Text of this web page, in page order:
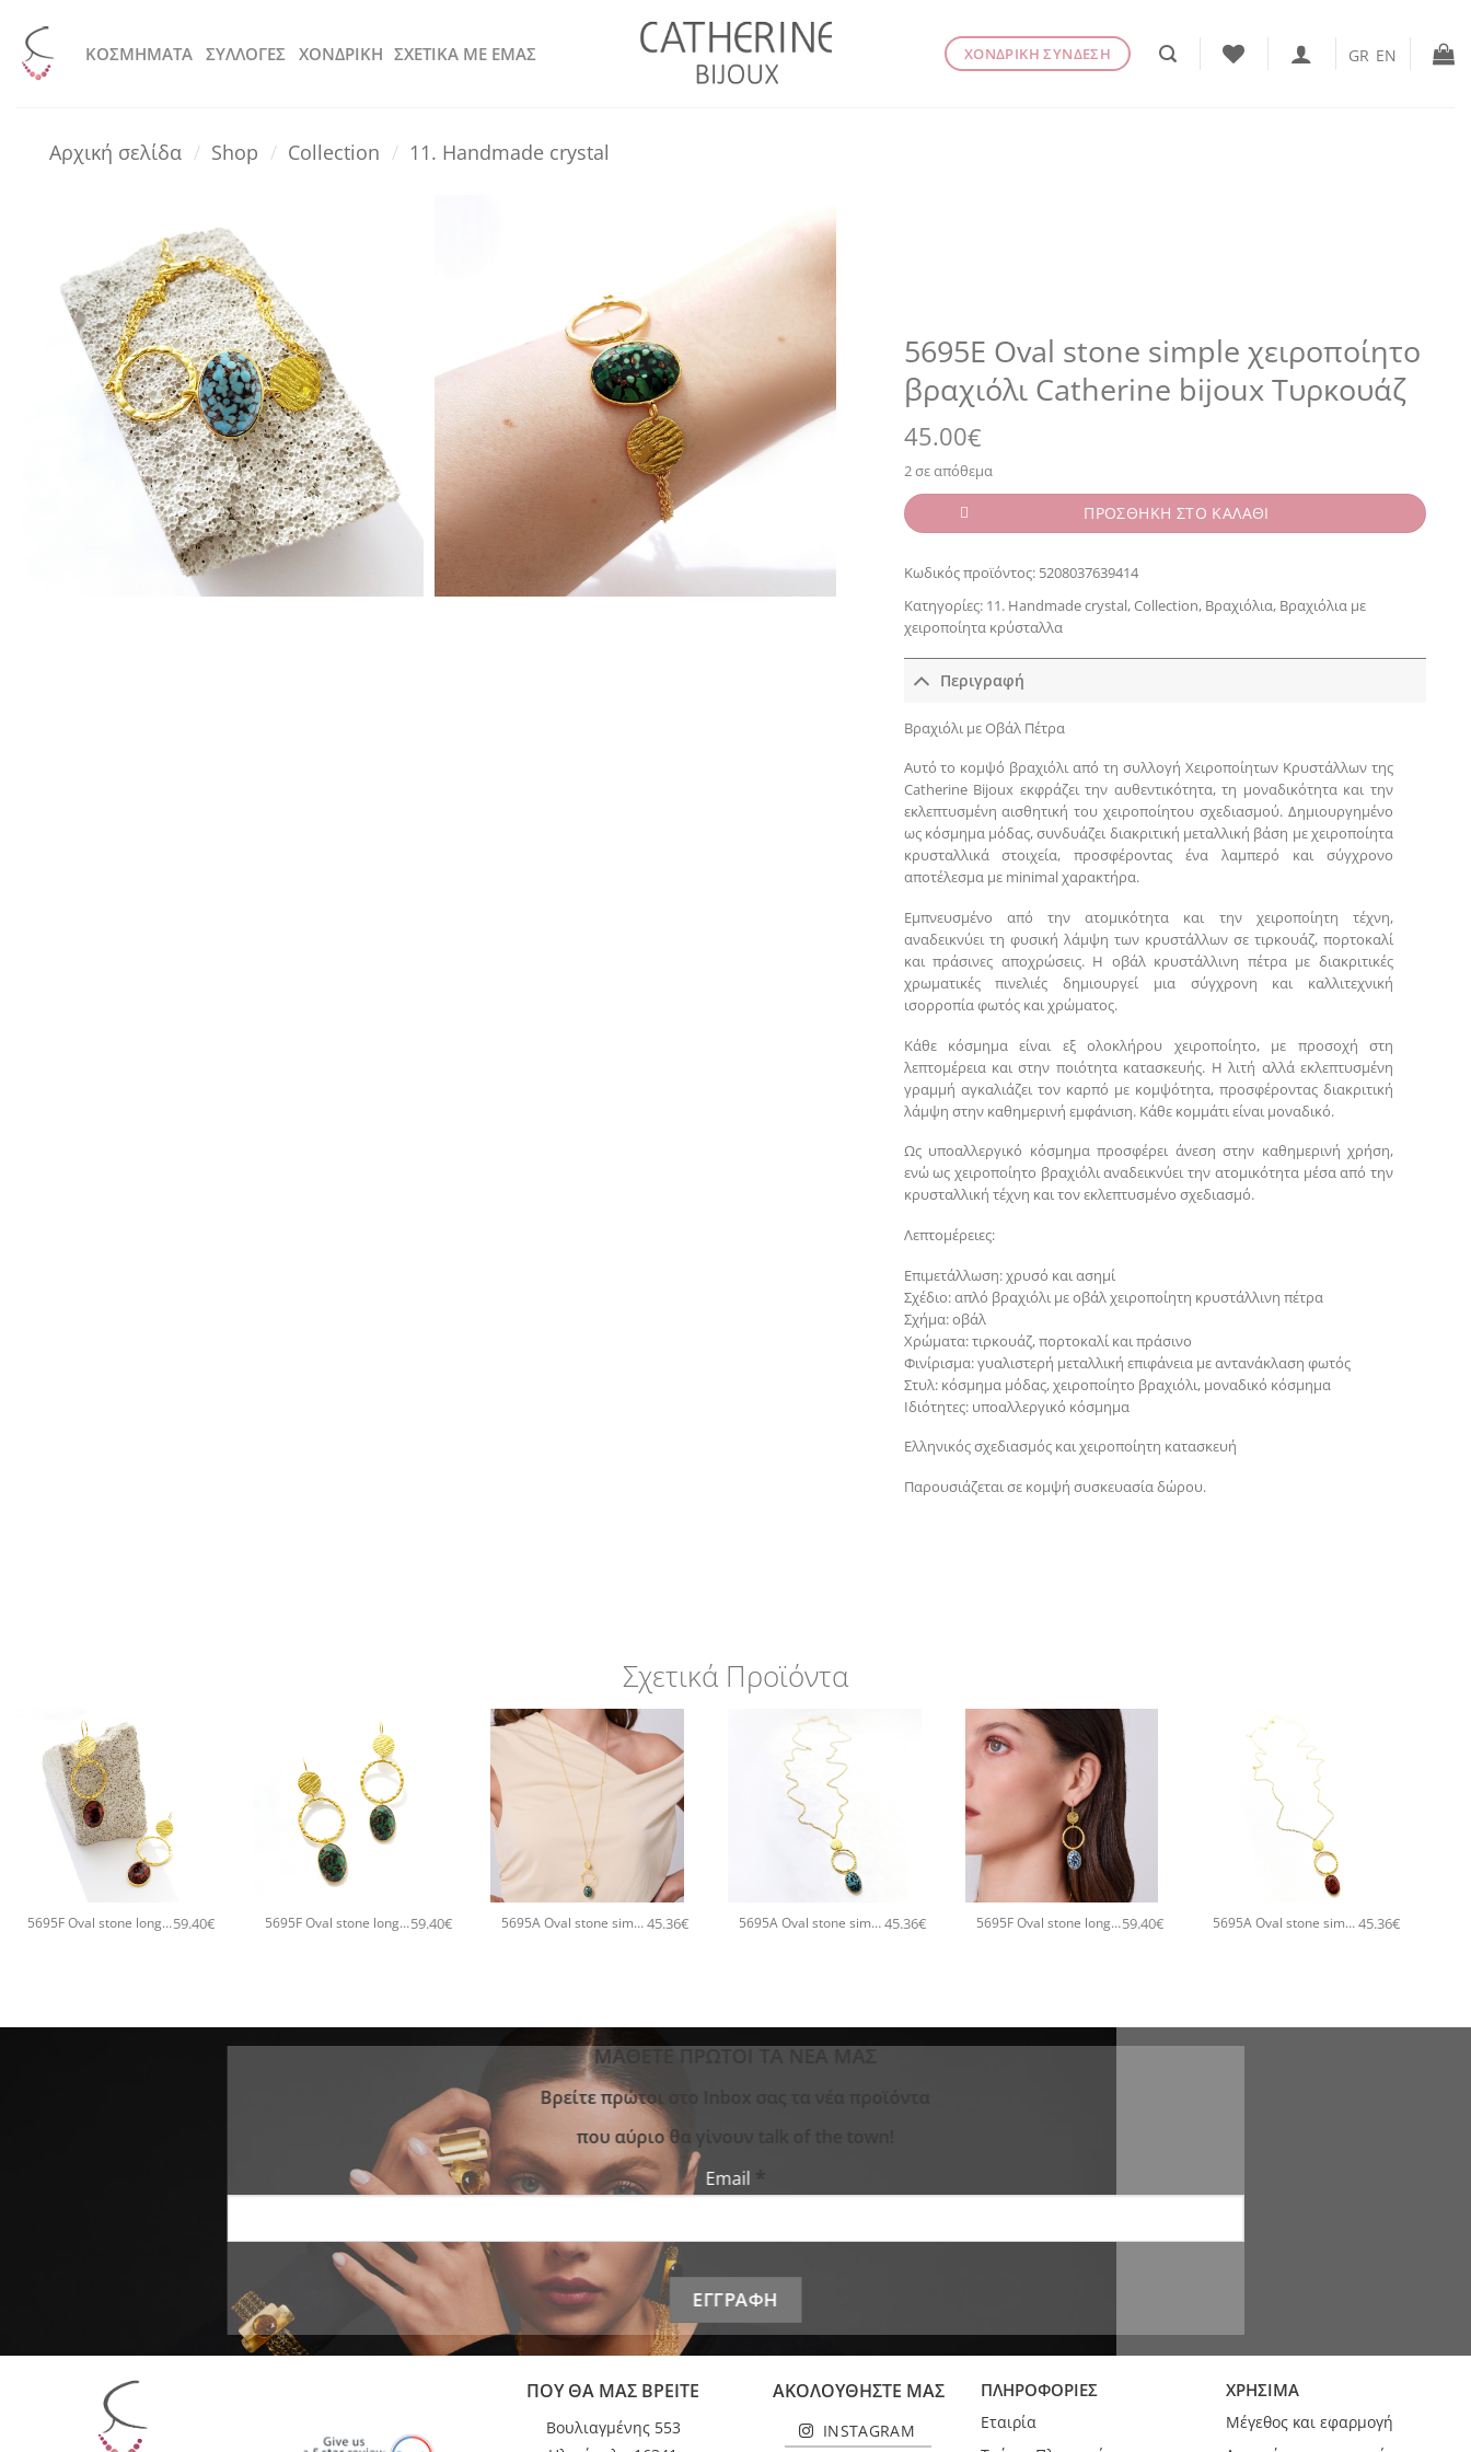
στο
περιεχόμενο
KOΣΜΗΜΑΤΑ ΣΥΛΛΟΓΕΣ ΧΟΝΔΡΙΚΗ ΣΧΕΤΙΚΑ ΜΕ ΕΜΑΣ ΧΟΝΔΡΙΚΗ ΣΥΝΔΕΣΗ GR EN
Αρχική σελίδα / Shop / Collection / 11. Handmade crystal
5695E Oval stone simple χειροποίητο
βραχιόλι Catherine bijoux Τυρκουάζ
45.00€
2 σε απόθεμα
ΠΡΟΣΘΗΚΗ ΣΤΟ ΚΑΛΑΘΙ
Κωδικός προϊόντος: 5208037639414
Κατηγορίες: 11. Handmade crystal,Collection, Βραχιόλια, Βραχιόλια με
χειροποίητα κρύσταλλα
Περιγραφή
Βραχιόλι με Οβάλ Πέτρα
Αυτό το κομψό βραχιόλι από τη συλλογή Χειροποίητων Κρυστάλλων της
Catherine Bijoux εκφράζει την αυθεντικότητα, τη μοναδικότητα και την
εκλεπτυσμένη αισθητική του χειροποίητου σχεδιασμού. Δημιουργημένο
ως κόσμημα μόδας, συνδυάζει διακριτική μεταλλική βάση με χειροποίητα
κρυσταλλικά στοιχεία, προσφέροντας ένα λαμπερό και σύγχρονο
αποτέλεσμα με minimal χαρακτήρα.
Εμπνευσμένο από την ατομικότητα και την χειροποίητη τέχνη,
αναδεικνύει τη φυσική λάμψη των κρυστάλλων σε τιρκουάζ, πορτοκαλί
και πράσινες αποχρώσεις. Η οβάλ κρυστάλλινη πέτρα με διακριτικές
χρωματικές πινελιές δημιουργεί μια σύγχρονη και καλλιτεχνική
ισορροπία φωτός και χρώματος.
Κάθε κόσμημα είναι εξ ολοκλήρου χειροποίητο, με προσοχή στη
λεπτομέρεια και στην ποιότητα κατασκευής. Η λιτή αλλά εκλεπτυσμένη
γραμμή αγκαλιάζει τον καρπό με κομψότητα, προσφέροντας διακριτική
λάμψη στην καθημερινή εμφάνιση. Κάθε κομμάτι είναι μοναδικό.
Ως υποαλλεργικό κόσμημα προσφέρει άνεση στην καθημερινή χρήση,
ενώ ως χειροποίητο βραχιόλι αναδεικνύει την ατομικότητα μέσα από την
κρυσταλλική τέχνη και τον εκλεπτυσμένο σχεδιασμό.
Λεπτομέρειες:
Επιμετάλλωση: χρυσό και ασημί
Σχέδιο: απλό βραχιόλι με οβάλ χειροποίητη κρυστάλλινη πέτρα
Σχήμα: οβάλ
Χρώματα: τιρκουάζ, πορτοκαλί και πράσινο
Φινίρισμα: γυαλιστερή μεταλλική επιφάνεια με αντανάκλαση φωτός
Στυλ: κόσμημα μόδας, χειροποίητο βραχιόλι, μοναδικό κόσμημα
Ιδιότητες: υποαλλεργικό κόσμημα
Ελληνικός σχεδιασμός και χειροποίητη κατασκευή
Παρουσιάζεται σε κομψή συσκευασία δώρου.
Σχετικά Προϊόντα
5695F Oval stone long χειροποίητα σκουλαρίκια Catherine bijoux Πορτοκαλί59.40€ 5695F Oval stone long χειροποίητα σκουλαρίκια Catherine bijoux Πράσινο59.40€ 5695A Oval stone simple pendant χειροποίητο κολιέ Catherine bijoux Πράσινο45.36€ 5695A Oval stone simple pendant χειροποίητο κολιέ Catherine bijoux Τυρκουάζ45.36€ 5695F Oval stone long χειροποίητα σκουλαρίκια Catherine bijoux Τυρκουάζ59.40€ 5695A Oval stone simple pendant χειροποίητο κολιέ Catherine bijoux Πορτοκαλί45.36€
ΜΑΘΕΤΕ ΠΡΩΤΟΙ ΤΑ ΝΕΑ ΜΑΣ
Bρείτε πρώτοι στο Inbox σας τα νέα προϊόντα
που αύριο θα γίνουν talk of the town!
Email
ΠΟΥ ΘΑ ΜΑΣ ΒΡΕΙΤΕ
Βουλιαγμένης 553
ΑΚΟΛΟΥΘΗΣΤΕ ΜΑΣ
INSTAGRAM
ΠΛΗΡΟΦΟΡΙΕΣ
Εταιρία
ΧΡΗΣΙΜΑ
Μέγεθος και εφαρμογή